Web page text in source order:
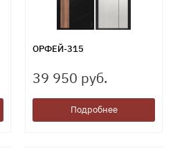
ОРФЕЙ-315
39 950 руб.
Подробнее